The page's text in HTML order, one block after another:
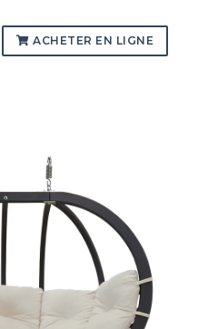
ACHETER EN LIGNE